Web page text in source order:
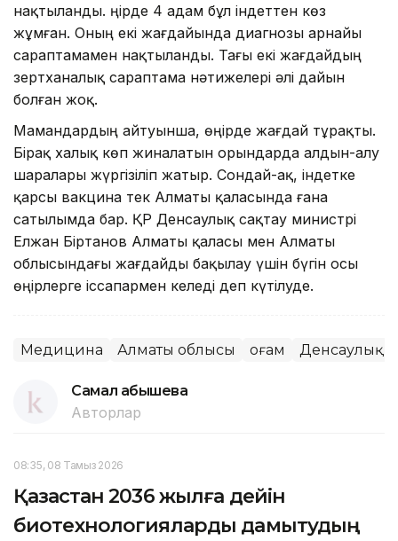
нақтыланды. Өңірде 4 адам бұл індеттен көз
жұмған. Оның екі жағдайында диагнозы арнайы
сараптамамен нақтыланды. Тағы екі жағдайдың
зертханалық сараптама нәтижелері әлі дайын
болған жоқ.
Мамандардың айтуынша, өңірде жағдай тұрақты.
Бірақ халық көп жиналатын орындарда алдын-алу
шаралары жүргізіліп жатыр. Сондай-ақ, індетке
қарсы вакцина тек Алматы қаласында ғана
сатылымда бар. ҚР Денсаулық сақтау министрі
Елжан Біртанов Алматы қаласы мен Алматы
облысындағы жағдайды бақылау үшін бүгін осы
өңірлерге іссапармен келеді деп күтілуде.
Медицина Алматы облысы Қоғам Денсаулық
Самал Қабышева
Авторлар
08:35, 08 Тамыз 2026
Қазақстан 2036 жылға дейін
биотехнологияларды дамытудың